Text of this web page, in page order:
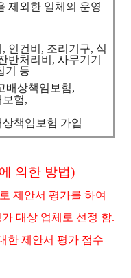
제외한 일체의 운영
인건비, 조리기구, 식
반처리비, 사무기기
기 등
배상책임보험,
보험,
상책임보험 가입
의한 방법)
제안서 평가를 하여
대상 업체로 선정 함.
한 제안서 평가 점수